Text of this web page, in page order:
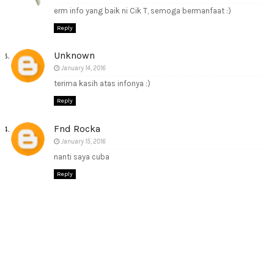
erm info yang baik ni Cik T, semoga bermanfaat :)
Reply
Unknown
January 14, 2016
terima kasih atas infonya :)
Reply
Fnd Rocka
January 15, 2016
nanti saya cuba
Reply